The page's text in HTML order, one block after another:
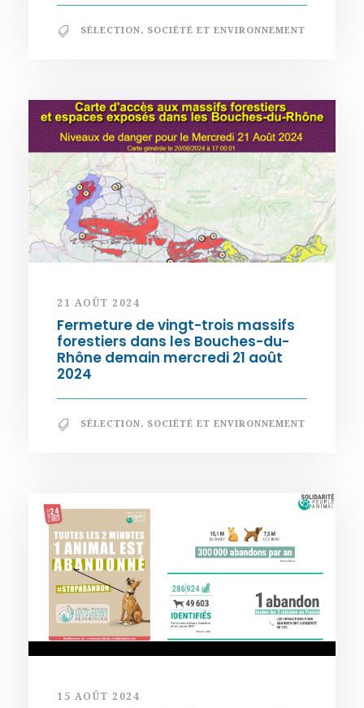
SÉLECTION, SOCIÉTÉ ET ENVIRONNEMENT
21 AOÛT 2024
Fermeture de vingt-trois massifs
forestiers dans les Bouches-du-
Rhône demain mercredi 21 août
2024
SÉLECTION, SOCIÉTÉ ET ENVIRONNEMENT
15 AOÛT 2024